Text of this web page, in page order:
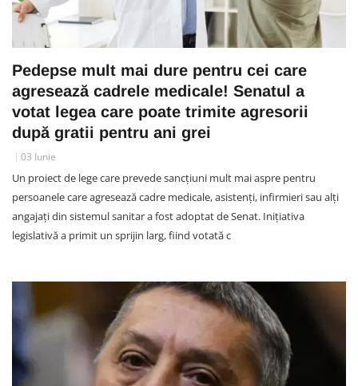
Pedepse mult mai dure pentru cei care
agresează cadrele medicale! Senatul a
votat legea care poate trimite agresorii
după gratii pentru ani grei
03 Iunie
Un proiect de lege care prevede sancțiuni mult mai aspre pentru
persoanele care agresează cadre medicale, asistenți, infirmieri sau alți
angajați din sistemul sanitar a fost adoptat de Senat. Inițiativa
legislativă a primit un sprijin larg, fiind votată c